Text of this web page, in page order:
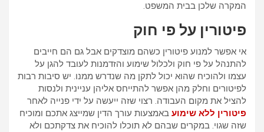
המקרה שלכן בבית המשפט.
פיטורין על פי חוק
אי אפשר למנוע פיטורין כשהם מוצדקים אבל גם הם חייבים
להתנהל על פי חוק ולכלול שימוע והזדמנות לעובד להגן על
עצמו ולהוכיח שהוא יכול לתקן מה שנדרש ממנו. יש סיבות רבות
לפיטורים וחלק מהן אפשר להתייחס אליהן עניינית ולנסות
להציל את מקום העבודה. רצוי שזה ייעשה על ידי פנייה לאחר
פיטורין ללא שימוע באמצעות עורך הדין שמייצג אתכם ומוכיח
שזה שגוי. במקרים שבהם לא תוכלו להוכיח את צדקתכם ולא